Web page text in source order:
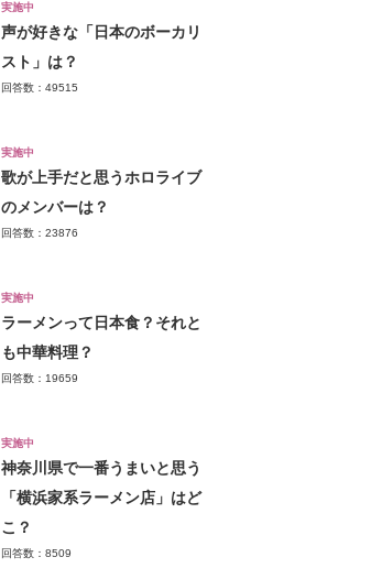
実施中
声が好きな「日本のボーカリ
スト」は？
回答数：49515
実施中
歌が上手だと思うホロライブ
のメンバーは？
回答数：23876
実施中
ラーメンって日本食？それと
も中華料理？
回答数：19659
実施中
神奈川県で一番うまいと思う
「横浜家系ラーメン店」はど
こ？
回答数：8509